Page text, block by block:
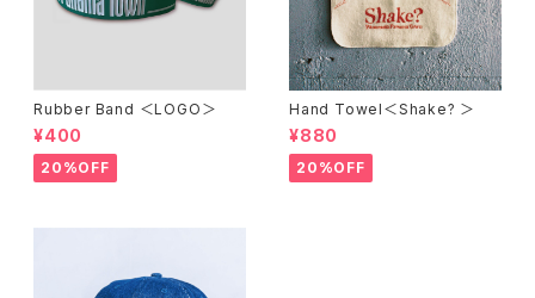
Rubber Band ＜LOGO＞
¥400
20%OFF
Hand Towel＜Shake? ＞
¥880
20%OFF